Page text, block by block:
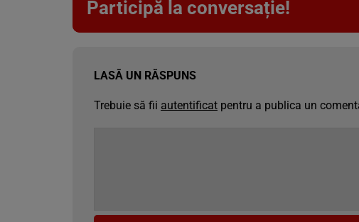
Participă la conversație!
LASĂ UN RĂSPUNS
Trebuie să fii autentificat pentru a publica un